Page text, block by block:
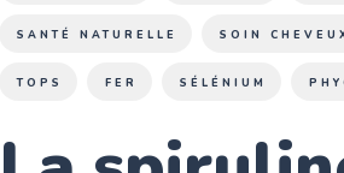
SANTÉ NATURELLE SOIN
TOPS FER SÉLÉNIUM